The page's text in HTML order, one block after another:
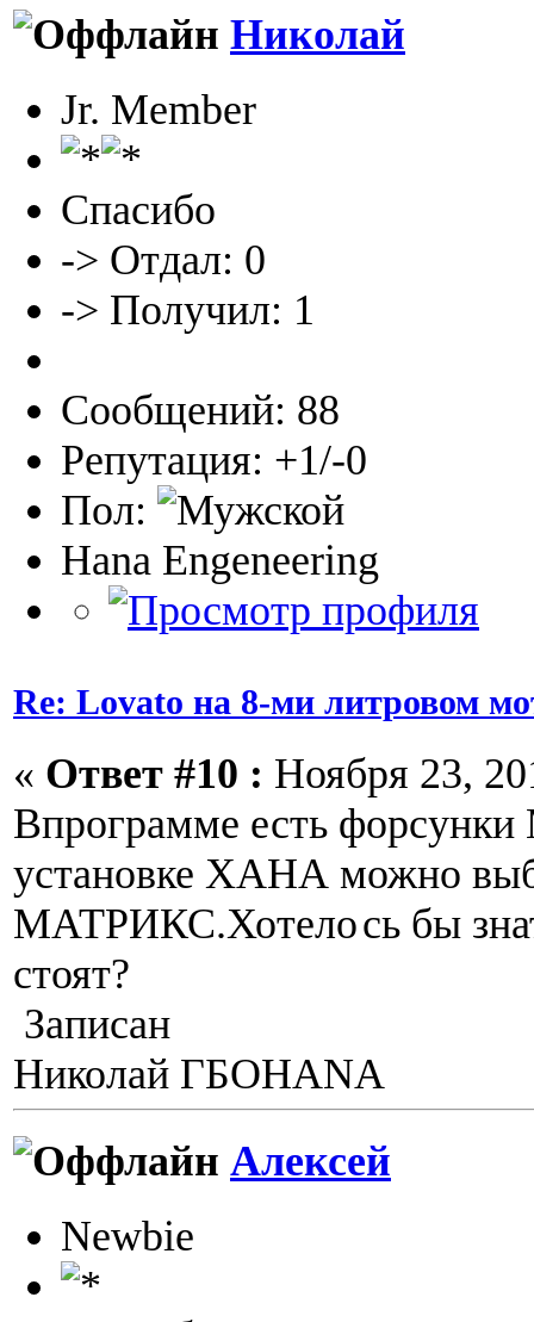
Николай
Jr. Member
Спасибо
-> Отдал: 0
-> Получил: 1
Сообщений: 88
Репутация: +1/-0
Пол:
Hana Engeneering
Re: Lovato на 8-ми литровом
« Ответ #10 : Ноября 23,
Впрограмме есть
установке ХАНА можно
МАТРИКС.Хотелось бы
стоят?
Записан
Николай ГБОHANA
Алексей
Newbie